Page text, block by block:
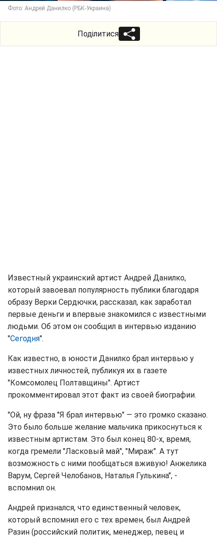
Фото: Андрей Данилко (РБК-Украина)
Поділитися
Известный украинский артист Андрей Данилко,
который завоевал популярность публики благодаря
образу Верки Сердючки, рассказал, как заработал
первые деньги и впервые знакомился с известными
людьми. Об этом он сообщил в интервью изданию
"Сегодня".
Как известно, в юности Данилко брал интервью у
известных личностей, публикуя их в газете
"Комсомолец Полтавщины". Артист
прокомментировал этот факт из своей биографии.
"Ой, ну фраза "Я брал интервью" — это громко сказано.
Это было больше желание мальчика прикоснуться к
известным артистам. Это был конец 80-х, время,
когда гремели "Ласковый май", "Мираж". А тут
возможность с ними пообщаться вживую! Анжелика
Варум, Сергей Челобанов, Наталья Гулькина", -
вспомнил он.
Андрей признался, что единственный человек,
который вспомнил его с тех времен, был Андрей
Разин (российский политик, менеджер, певец и